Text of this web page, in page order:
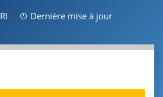
Dernière mise à jour